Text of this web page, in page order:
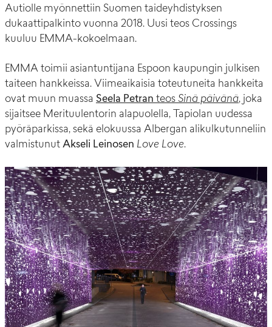
Autiolle myönnettiin Suomen taideyhdistyksen
dukaattipalkinto vuonna 2018. Uusi teos Crossings
kuuluu EMMA-kokoelmaan.
EMMA toimii asiantuntijana Espoon kaupungin julkisen
taiteen hankkeissa. Viimeaikaisia toteutuneita hankkeita
ovat muun muassa Seela Petran teos Sinä päivänä, joka
sijaitsee Merituulentorin alapuolella, Tapiolan uudessa
pyöräparkissa, sekä elokuussa Albergan alikulkutunneliin
valmistunut Akseli Leinosen Love Love.